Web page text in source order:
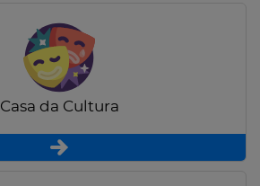
Casa da Cultura